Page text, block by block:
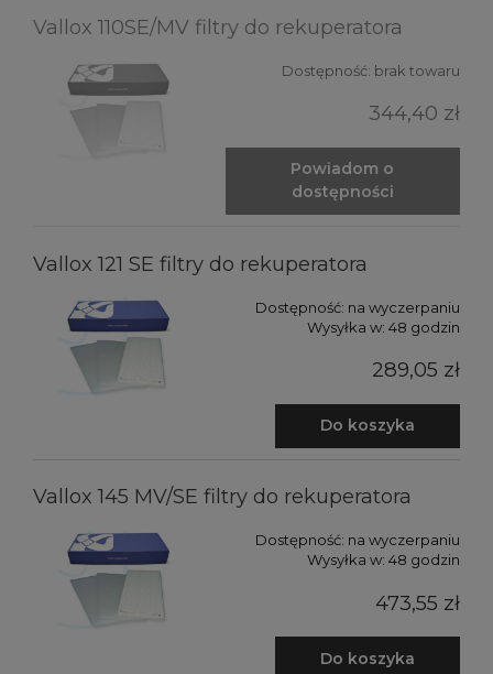
Vallox 110SE/MV filtry do rekuperatora
Dostępność: brak towaru
344,40 zł
Powiadom o
dostępności
Vallox 121 SE filtry do rekuperatora
Dostępność: na wyczerpaniu
Wysyłka w: 48 godzin
289,05 zł
Do koszyka
Vallox 145 MV/SE filtry do rekuperatora
Dostępność: na wyczerpaniu
Wysyłka w: 48 godzin
473,55 zł
Do koszyka